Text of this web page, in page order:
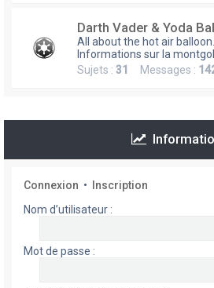
Darth Vader & Yoda
All about the hot air balloon.
Informations sur la
Sujets : 31 Messages :
Connexion •
Inscription
Nom d’utilisateur :
Mot de passe :